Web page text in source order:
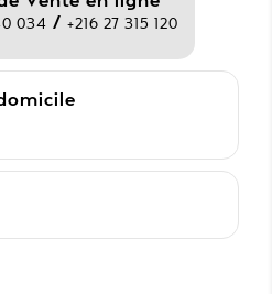
034 / +216 27 315 120